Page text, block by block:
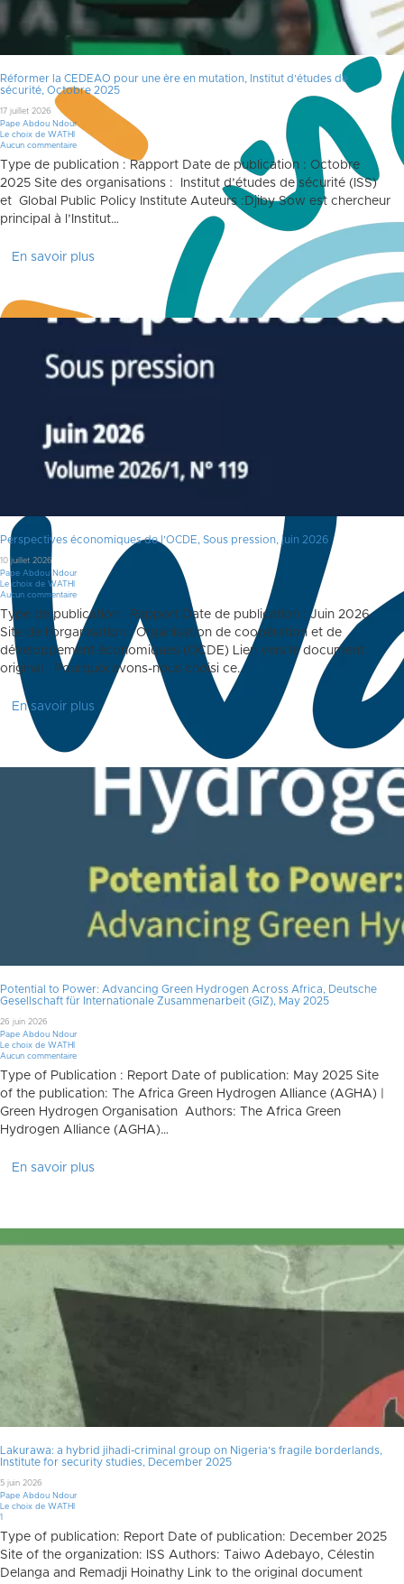
Réformer la CEDEAO pour une ère en mutation, Institut d’études de
sécurité, Octobre 2025
17 juillet 2026
Pape Abdou Ndour
Le choix de WATHI
Aucun commentaire
Type de publication : Rapport Date de publication : Octobre
2025 Site des organisations : Institut d’études de sécurité (ISS)
et Global Public Policy Institute Auteurs :Djiby Sow est chercheur
principal à l’Institut…
En savoir plus
Perspectives économiques de l’OCDE, Sous pression, juin 2026
10 juillet 2026
Pape Abdou Ndour
Le choix de WATHI
Aucun commentaire
Type de publication : Rapport Date de publication : Juin 2026
Site de l’organisation : Organisation de coopération et de
développement économiques (OCDE) Lien vers le document
original Pourquoi avons-nous choisi ce…
En savoir plus
Potential to Power: Advancing Green Hydrogen Across Africa, Deutsche
Gesellschaft für Internationale Zusammenarbeit (GIZ), May 2025
26 juin 2026
Pape Abdou Ndour
Le choix de WATHI
Aucun commentaire
Type of Publication : Report Date of publication: May 2025 Site
of the publication: The Africa Green Hydrogen Alliance (AGHA) |
Green Hydrogen Organisation Authors: The Africa Green
Hydrogen Alliance (AGHA)…
En savoir plus
Lakurawa: a hybrid jihadi-criminal group on Nigeria’s fragile borderlands,
Institute for security studies, December 2025
5 juin 2026
Pape Abdou Ndour
Le choix de WATHI
1
Type of publication: Report Date of publication: December 2025
Site of the organization: ISS Authors: Taiwo Adebayo, Célestin
Delanga and Remadji Hoinathy Link to the original document